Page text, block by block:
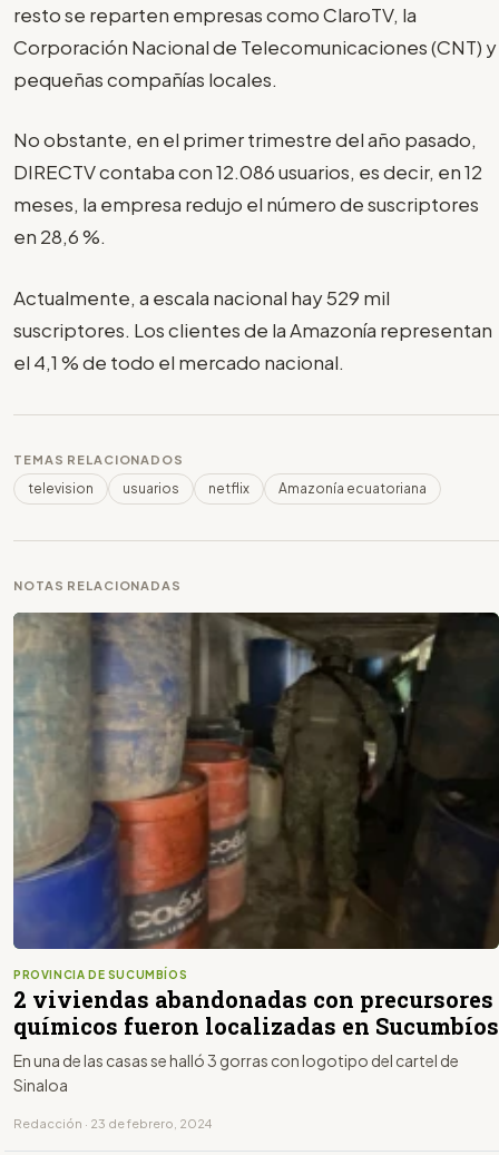
resto se reparten empresas como ClaroTV, la
Corporación Nacional de Telecomunicaciones (CNT) y
pequeñas compañías locales.
No obstante, en el primer trimestre del año pasado,
DIRECTV contaba con 12.086 usuarios, es decir, en 12
meses, la empresa redujo el número de suscriptores
en 28,6 %.
Actualmente, a escala nacional hay 529 mil
suscriptores. Los clientes de la Amazonía representan
el 4,1 % de todo el mercado nacional.
TEMAS RELACIONADOS
television usuarios netflix Amazonía ecuatoriana
NOTAS RELACIONADAS
PROVINCIA DE SUCUMBÍOS
2 viviendas abandonadas con precursores
químicos fueron localizadas en Sucumbíos
En una de las casas se halló 3 gorras con logotipo del cartel de
Sinaloa
Redacción · 23 de febrero, 2024